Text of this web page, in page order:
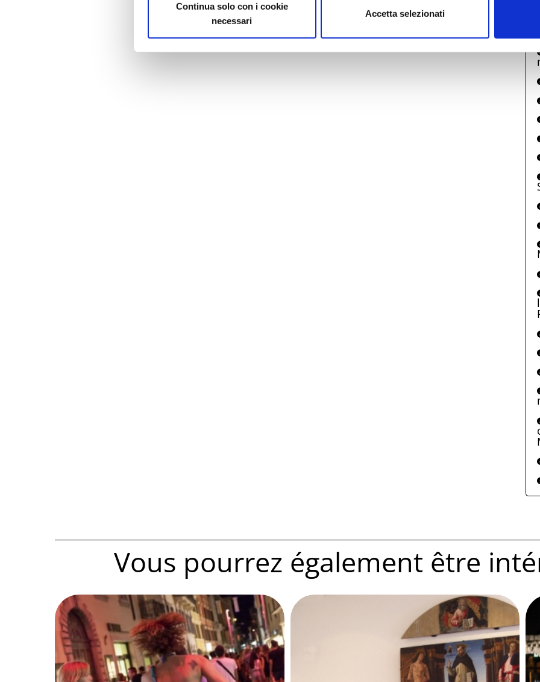
Continua solo con i cookie
necessari
Accetta selezionati
Vous pourrez également être